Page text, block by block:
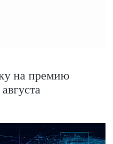
на премию